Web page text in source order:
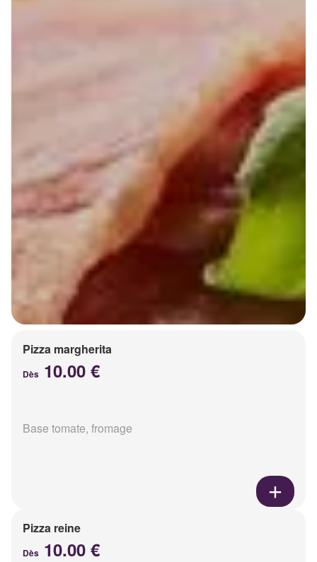
Pizza margherita
Dès 10.00 €
Base tomate, fromage
Pizza reine
Dès 10.00 €